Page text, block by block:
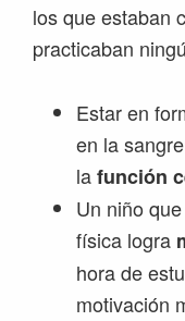
los que estaban
practicaban
Estar en
en la
lafunción
Un niño
física logra
hora de
motivación